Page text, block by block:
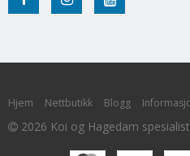
Hjem Nettbutikk Blogg
2026 Koi og Hagedam